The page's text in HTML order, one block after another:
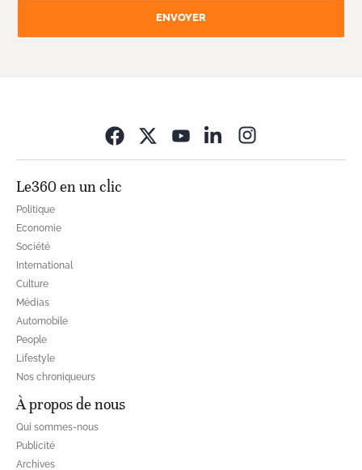
ENVOYER
Le360 en un clic
Politique
Economie
Société
International
Culture
Médias
Automobile
People
Lifestyle
Nos chroniqueurs
À propos de nous
Qui sommes-nous
Publicité
Archives